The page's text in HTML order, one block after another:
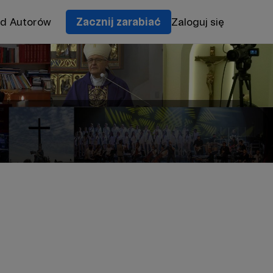
Autorów Zacznij zarabiać Zaloguj się